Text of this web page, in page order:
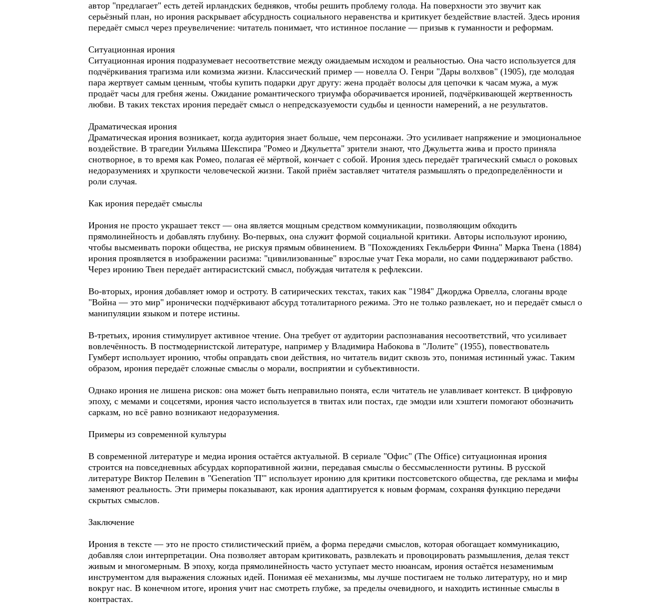
автор "предлагает" есть детей ирландских бедняков, чтобы решить проблему голода. На поверхности это звучит как
серьёзный план, но ирония раскрывает абсурдность социального неравенства и критикует бездействие властей. Здесь ирония
передаёт смысл через преувеличение: читатель понимает, что истинное послание — призыв к гуманности и реформам.
Ситуационная ирония
Ситуационная ирония подразумевает несоответствие между ожидаемым исходом и реальностью. Она часто используется для
подчёркивания трагизма или комизма жизни. Классический пример — новелла О. Генри "Дары волхвов" (1905), где молодая
пара жертвует самым ценным, чтобы купить подарки друг другу: жена продаёт волосы для цепочки к часам мужа, а муж
продаёт часы для гребня жены. Ожидание романтического триумфа оборачивается иронией, подчёркивающей жертвенность
любви. В таких текстах ирония передаёт смысл о непредсказуемости судьбы и ценности намерений, а не результатов.
Драматическая ирония
Драматическая ирония возникает, когда аудитория знает больше, чем персонажи. Это усиливает напряжение и эмоциональное
воздействие. В трагедии Уильяма Шекспира "Ромео и Джульетта" зрители знают, что Джульетта жива и просто приняла
снотворное, в то время как Ромео, полагая её мёртвой, кончает с собой. Ирония здесь передаёт трагический смысл о роковых
недоразумениях и хрупкости человеческой жизни. Такой приём заставляет читателя размышлять о предопределённости и
роли случая.
Как ирония передаёт смыслы
Ирония не просто украшает текст — она является мощным средством коммуникации, позволяющим обходить
прямолинейность и добавлять глубину. Во-первых, она служит формой социальной критики. Авторы используют иронию,
чтобы высмеивать пороки общества, не рискуя прямым обвинением. В "Похождениях Гекльберри Финна" Марка Твена (1884)
ирония проявляется в изображении расизма: "цивилизованные" взрослые учат Гека морали, но сами поддерживают рабство.
Через иронию Твен передаёт антирасистский смысл, побуждая читателя к рефлексии.
Во-вторых, ирония добавляет юмор и остроту. В сатирических текстах, таких как "1984" Джорджа Орвелла, слоганы вроде
"Война — это мир" иронически подчёркивают абсурд тоталитарного режима. Это не только развлекает, но и передаёт смысл о
манипуляции языком и потере истины.
В-третьих, ирония стимулирует активное чтение. Она требует от аудитории распознавания несоответствий, что усиливает
вовлечённость. В постмодернистской литературе, например у Владимира Набокова в "Лолите" (1955), повествователь
Гумберт использует иронию, чтобы оправдать свои действия, но читатель видит сквозь это, понимая истинный ужас. Таким
образом, ирония передаёт сложные смыслы о морали, восприятии и субъективности.
Однако ирония не лишена рисков: она может быть неправильно понята, если читатель не улавливает контекст. В цифровую
эпоху, с мемами и соцсетями, ирония часто используется в твитах или постах, где эмодзи или хэштеги помогают обозначить
сарказм, но всё равно возникают недоразумения.
Примеры из современной культуры
В современной литературе и медиа ирония остаётся актуальной. В сериале "Офис" (The Office) ситуационная ирония
строится на повседневных абсурдах корпоративной жизни, передавая смыслы о бессмысленности рутины. В русской
литературе Виктор Пелевин в "Generation 'П'" использует иронию для критики постсоветского общества, где реклама и мифы
заменяют реальность. Эти примеры показывают, как ирония адаптируется к новым формам, сохраняя функцию передачи
скрытых смыслов.
Заключение
Ирония в тексте — это не просто стилистический приём, а форма передачи смыслов, которая обогащает коммуникацию,
добавляя слои интерпретации. Она позволяет авторам критиковать, развлекать и провоцировать размышления, делая текст
живым и многомерным. В эпоху, когда прямолинейность часто уступает место нюансам, ирония остаётся незаменимым
инструментом для выражения сложных идей. Понимая её механизмы, мы лучше постигаем не только литературу, но и мир
вокруг нас. В конечном итоге, ирония учит нас смотреть глубже, за пределы очевидного, и находить истинные смыслы в
контрастах.